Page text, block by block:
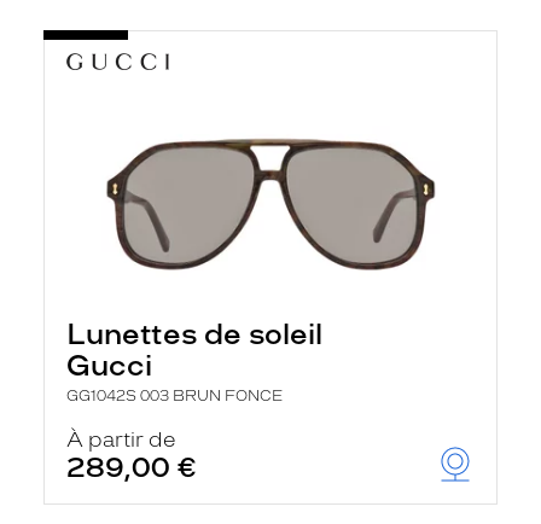
Lunettes de soleil
Gucci
GG1042S 003 BRUN FONCE
À partir de
289,00 €